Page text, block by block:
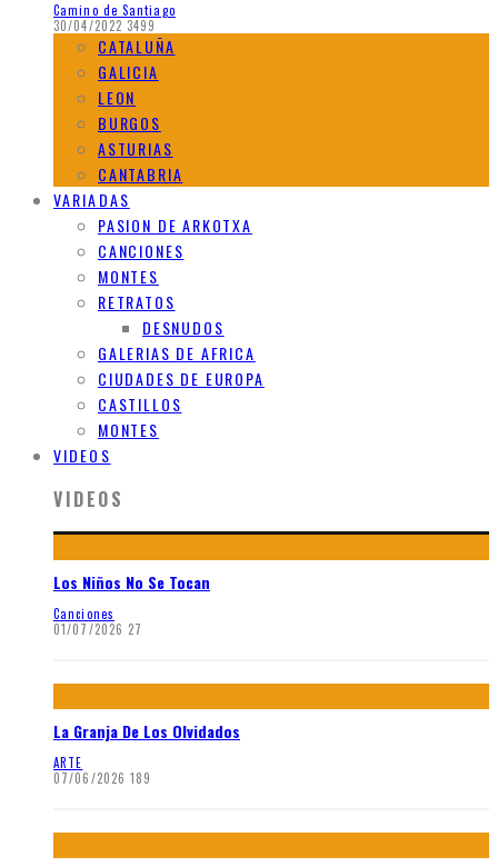
Camino de Santiago
30/04/2022 3499
CATALUÑA
GALICIA
LEON
BURGOS
ASTURIAS
CANTABRIA
VARIADAS
PASION DE ARKOTXA
CANCIONES
MONTES
RETRATOS
DESNUDOS
GALERIAS DE AFRICA
CIUDADES DE EUROPA
CASTILLOS
MONTES
VIDEOS
VIDEOS
Los Niños No Se Tocan
Canciones
01/07/2026 27
La Granja De Los Olvidados
ARTE
07/06/2026 189